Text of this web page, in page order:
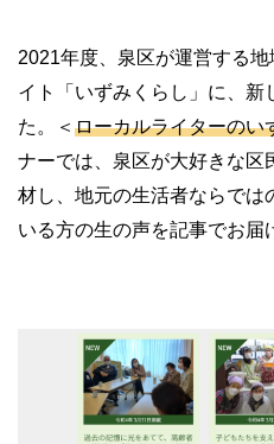
2021年度、泉区が運営する
イト「いずみくらし」に、新
た。＜ ローカルライターのい
ナーでは、泉区が大好きな区
材し、地元の生活者ならでは
いる方の生の声を記事でお届